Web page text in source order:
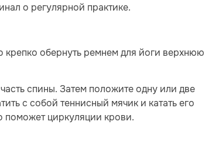
о регулярной практике.
крепко обернуть ремнем для йоги верхнюю
спины. Затем положите одну или две
с собой теннисный мячик и катать его
поможет циркуляции крови.